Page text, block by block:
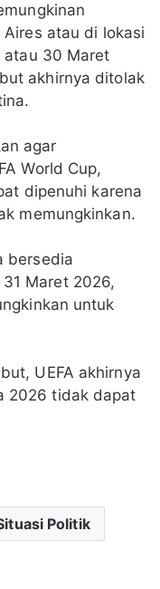
atau di lokasi
atau 30 Maret
akhirnya ditolak
agar
World Cup,
dipenuhi karena
memungkinkan.
bersedia
Maret 2026,
untuk
UEFA akhirnya
2026 tidak dapat
Politik